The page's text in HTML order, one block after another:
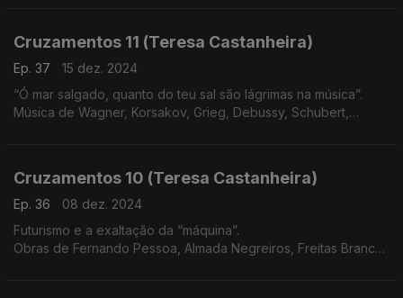
Cruzamentos 11 (Teresa Castanheira)
Ep. 37
15 dez. 2024
“Ó mar salgado, quanto do teu sal são lágrimas na música”.
Música de Wagner, Korsakov, Grieg, Debussy, Schubert,
Cruzamentos 10 (Teresa Castanheira)
Ep. 36
08 dez. 2024
Futurismo e a exaltação da “máquina”.
Obras de Fernando Pessoa, Almada Negreiros, Freitas Branco,